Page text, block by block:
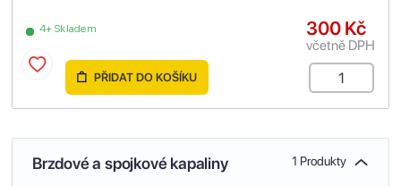
4+ Skladem 300 Kč
včetně DPH
PŘIDAT DO KOŠÍKU
Brzdové a spojkové kapaliny 1 Produkty